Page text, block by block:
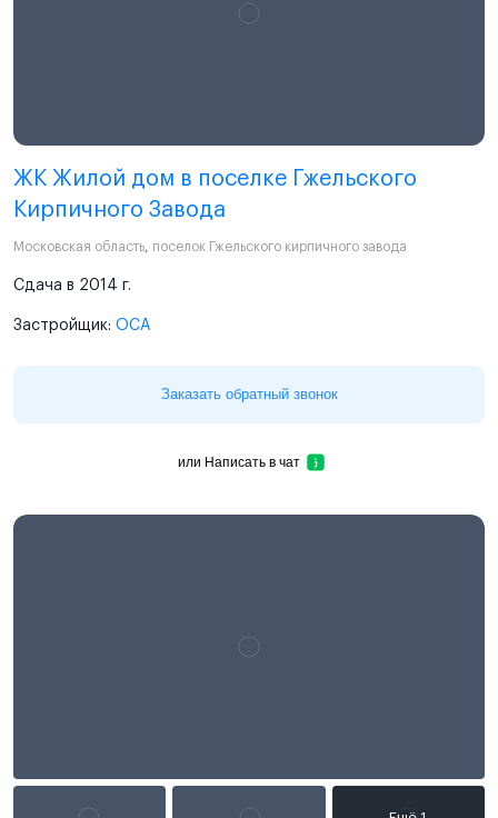
ЖК Жилой дом в поселке Гжельского
Кирпичного Завода
Московская область, поселок Гжельского кирпичного завода
Сдача в 2014 г.
Застройщик: ОСА
Заказать обратный звонок
или Написать в чат